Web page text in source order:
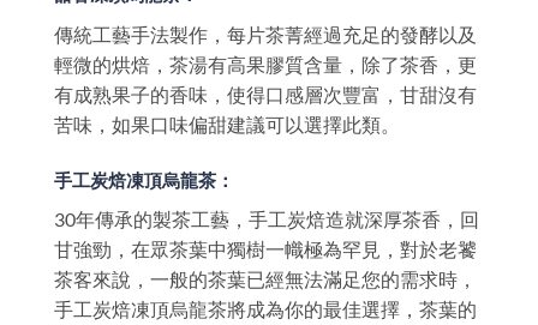
傳統工藝手法製作，每片茶菁經過充足的發酵以及
輕微的烘焙，茶湯有高果膠質含量，除了茶香，更
有成熟果子的香味，使得口感層次豐富，甘甜沒有
苦味，如果口味偏甜建議可以選擇此類。
手工炭焙凍頂烏龍茶：
30年傳承的製茶工藝，手工炭焙造就深厚茶香，回
甘強勁，在眾茶葉中獨樹一幟極為罕見，對於老饕
茶客來說，一般的茶葉已經無法滿足您的需求時，
手工炭焙凍頂烏龍茶將成為你的最佳選擇，茶葉的